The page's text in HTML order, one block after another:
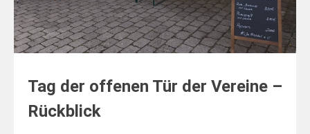
Tag der offenen Tür der Vereine –
Rückblick